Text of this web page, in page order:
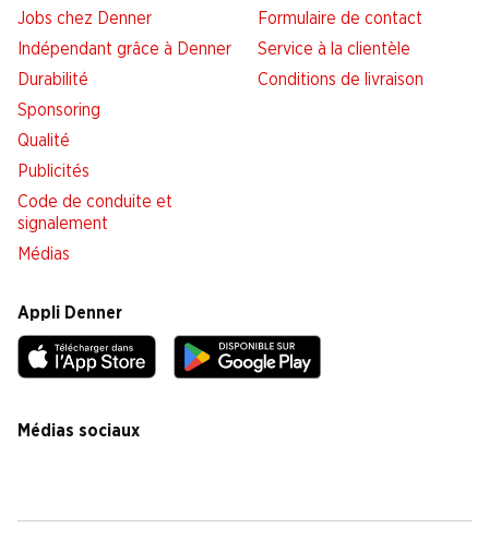
Jobs chez Denner
Indépendant grâce à Denner
Durabilité
Sponsoring
Qualité
Publicités
Code de conduite et
signalement
Médias
Formulaire de contact
Service à la clientèle
Conditions de livraison
Appli Denner
Médias sociaux